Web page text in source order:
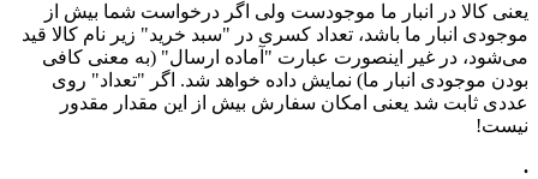
یعنی کالا در انبار ما موجودست ولی اگر درخواست شما بیش از
موجودی انبار ما باشد، تعداد کسری در "سبد خرید" زیر نام کالا قید
می‌شود، در غیر اینصورت عبارت "آماده ارسال" (به معنی کافی
بودن موجودی انبار ما) نمایش داده خواهد شد. اگر "تعداد" روی
عددی ثابت شد یعنی امکان سفارش بیش از این مقدار مقدور
نیست!
.